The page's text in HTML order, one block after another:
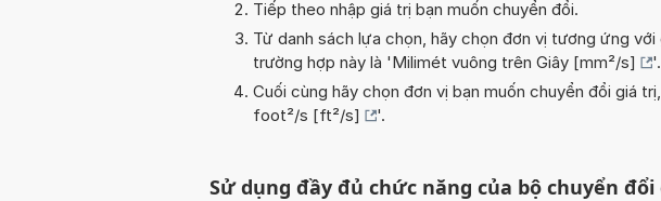
Tiếp theo nhập giá trị bạn muốn chuyển đổi.
Từ danh sách lựa chọn, hãy chọn đơn vị tương ứng
trường hợp này là 'Milimét vuông trên Giây [mm²/s]
'.
Cuối cùng hãy chọn đơn vị bạn muốn chuyển đổi giá
foot²/s [ft²/s]
'.
Sử dụng đầy đủ chức năng của bộ chuyển